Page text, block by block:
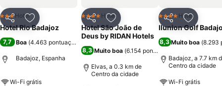
PartilharAdicionar aos favoritos
3 Estrelas
Hotel
Hotel Rio Badajoz
7,7 Boa (4.463 pontuações
Badajoz, Espanha
Wi-Fi grátis
PartilharAdicionar aos favoritos
4 EstrelasHotel
Hotel São João de
Deus by RIDAN Hotels
8,3 Muito boa (6.154 pontuações
Elvas, a 0.3 km de
Centro da cidade
Partilhar
4 EstrelasHotel
Ilunion Golf
8,3Muito boa (8.293
Badajoz, a 7.7 km
Centro da cidade
Wi-Fi grátis